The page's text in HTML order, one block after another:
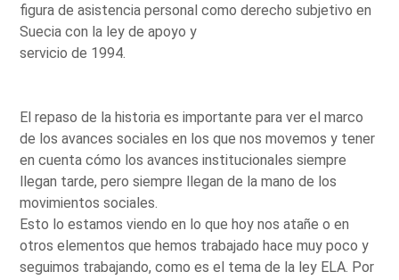
figura de asistencia personal como derecho subjetivo en
Suecia con la ley de apoyo y
servicio de 1994.
El repaso de la historia es importante para ver el marco
de los avances sociales en los que nos movemos y tener
en cuenta cómo los avances institucionales siempre
llegan tarde, pero siempre llegan de la mano de los
movimientos sociales.
Esto lo estamos viendo en lo que hoy nos atañe o en
otros elementos que hemos trabajado hace muy poco y
seguimos trabajando, como es el tema de la ley ELA. Por